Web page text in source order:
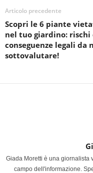
Articolo precedente
Scopri le 6 piante
nel tuo giardino: rischi
conseguenze legali da
sottovalutare!
Giada Moretti è una giornalista
campo dell'informazione.